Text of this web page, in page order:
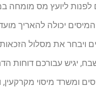
ליועץ מס מומחה
יכולה להאריך
ויבחר את מסלול
עבורכם דוחות
ומשרד מיסוי